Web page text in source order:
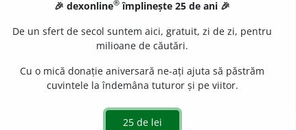
Frr)1Care nu este echitabil. Care
🎉 dexonline® împlinește 25 de ani 🎉
De un sfert de secol suntem aici, gratuit, zi de zi, pentru
milioane de căutări.
Cu o mică donație aniversară ne-ați ajuta să păstrăm
cuvintele la îndemâna tuturor și pe viitor.